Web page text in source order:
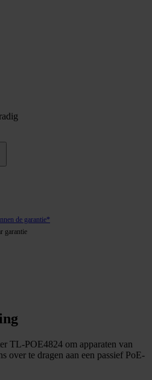
de garantie*
garantie
TL-POE4824 om apparaten van
over te dragen aan een passief PoE-